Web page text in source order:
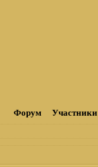
Форум Участники